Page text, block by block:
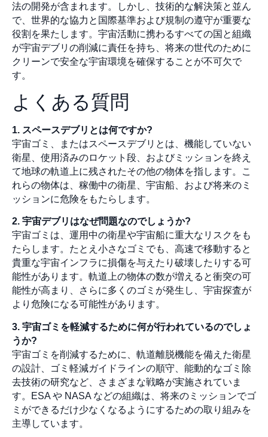
法の開発が含まれます。しかし、技術的な解決策と並ん
で、世界的な協力と国際基準および規制の遵守が重要な
役割を果たします。宇宙活動に携わるすべての国と組織
が宇宙デブリの削減に責任を持ち、将来の世代のために
クリーンで安全な宇宙環境を確保することが不可欠で
す。
よくある質問
1. スペースデブリとは何ですか?
宇宙ゴミ、またはスペースデブリとは、機能していない
衛星、使用済みのロケット段、およびミッションを終え
て地球の軌道上に残されたその他の物体を指します。こ
れらの物体は、稼働中の衛星、宇宙船、および将来のミ
ッションに危険をもたらします。
2. 宇宙デブリはなぜ問題なのでしょうか?
宇宙ゴミは、運用中の衛星や宇宙船に重大なリスクをも
たらします。たとえ小さなゴミでも、高速で移動すると
貴重な宇宙インフラに損傷を与えたり破壊したりする可
能性があります。軌道上の物体の数が増えると衝突の可
能性が高まり、さらに多くのゴミが発生し、宇宙探査が
より危険になる可能性があります。
3. 宇宙ゴミを軽減するために何が行われているのでしょ
うか?
宇宙ゴミを削減するために、軌道離脱機能を備えた衛星
の設計、ゴミ軽減ガイドラインの順守、能動的なゴミ除
去技術の研究など、さまざまな戦略が実施されていま
す。ESA や NASA などの組織は、将来のミッションでゴ
ミができるだけ少なくなるようにするための取り組みを
主導しています。